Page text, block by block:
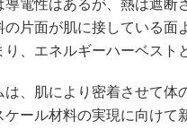
電性はあるが、熱は遮断
の片面が肌に接している面
り、エネルギーハーベスト
、肌により密着させて体
ール材料の実現に向けて